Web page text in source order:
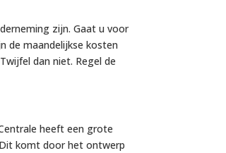
zijn. Gaat u voor
de maandelijkse kosten
dan niet. Regel de
heeft een grote
komt door het ontwerp